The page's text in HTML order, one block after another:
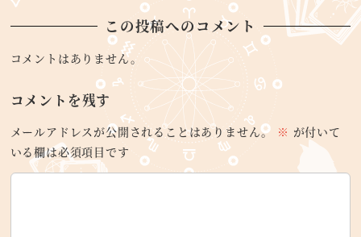
この投稿へのコメント
コメントはありません。
コメントを残す
メールアドレスが公開されることはありません。 ※ が付いて
いる欄は必須項目です